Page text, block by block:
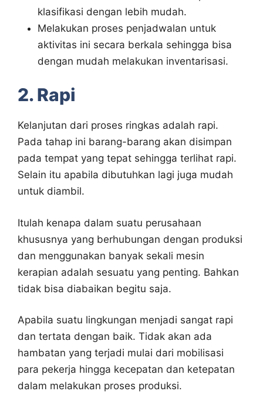
klasifikasi dengan lebih mudah.
Melakukan proses penjadwalan untuk
aktivitas ini secara berkala sehingga bisa
dengan mudah melakukan inventarisasi.
2. Rapi
Kelanjutan dari proses ringkas adalah rapi.
Pada tahap ini barang-barang akan disimpan
pada tempat yang tepat sehingga terlihat rapi.
Selain itu apabila dibutuhkan lagi juga mudah
untuk diambil.
Itulah kenapa dalam suatu perusahaan
khususnya yang berhubungan dengan produksi
dan menggunakan banyak sekali mesin
kerapian adalah sesuatu yang penting. Bahkan
tidak bisa diabaikan begitu saja.
Apabila suatu lingkungan menjadi sangat rapi
dan tertata dengan baik. Tidak akan ada
hambatan yang terjadi mulai dari mobilisasi
para pekerja hingga kecepatan dan ketepatan
dalam melakukan proses produksi.